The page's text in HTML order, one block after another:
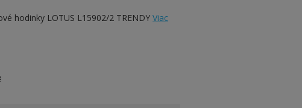
hodinky LOTUS L15902/2 TRENDY Viac